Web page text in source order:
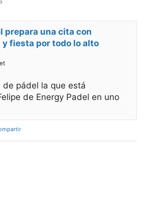
prepara una cita con
fiesta por todo lo alto
de pádel la que está
de Energy Padel en uno